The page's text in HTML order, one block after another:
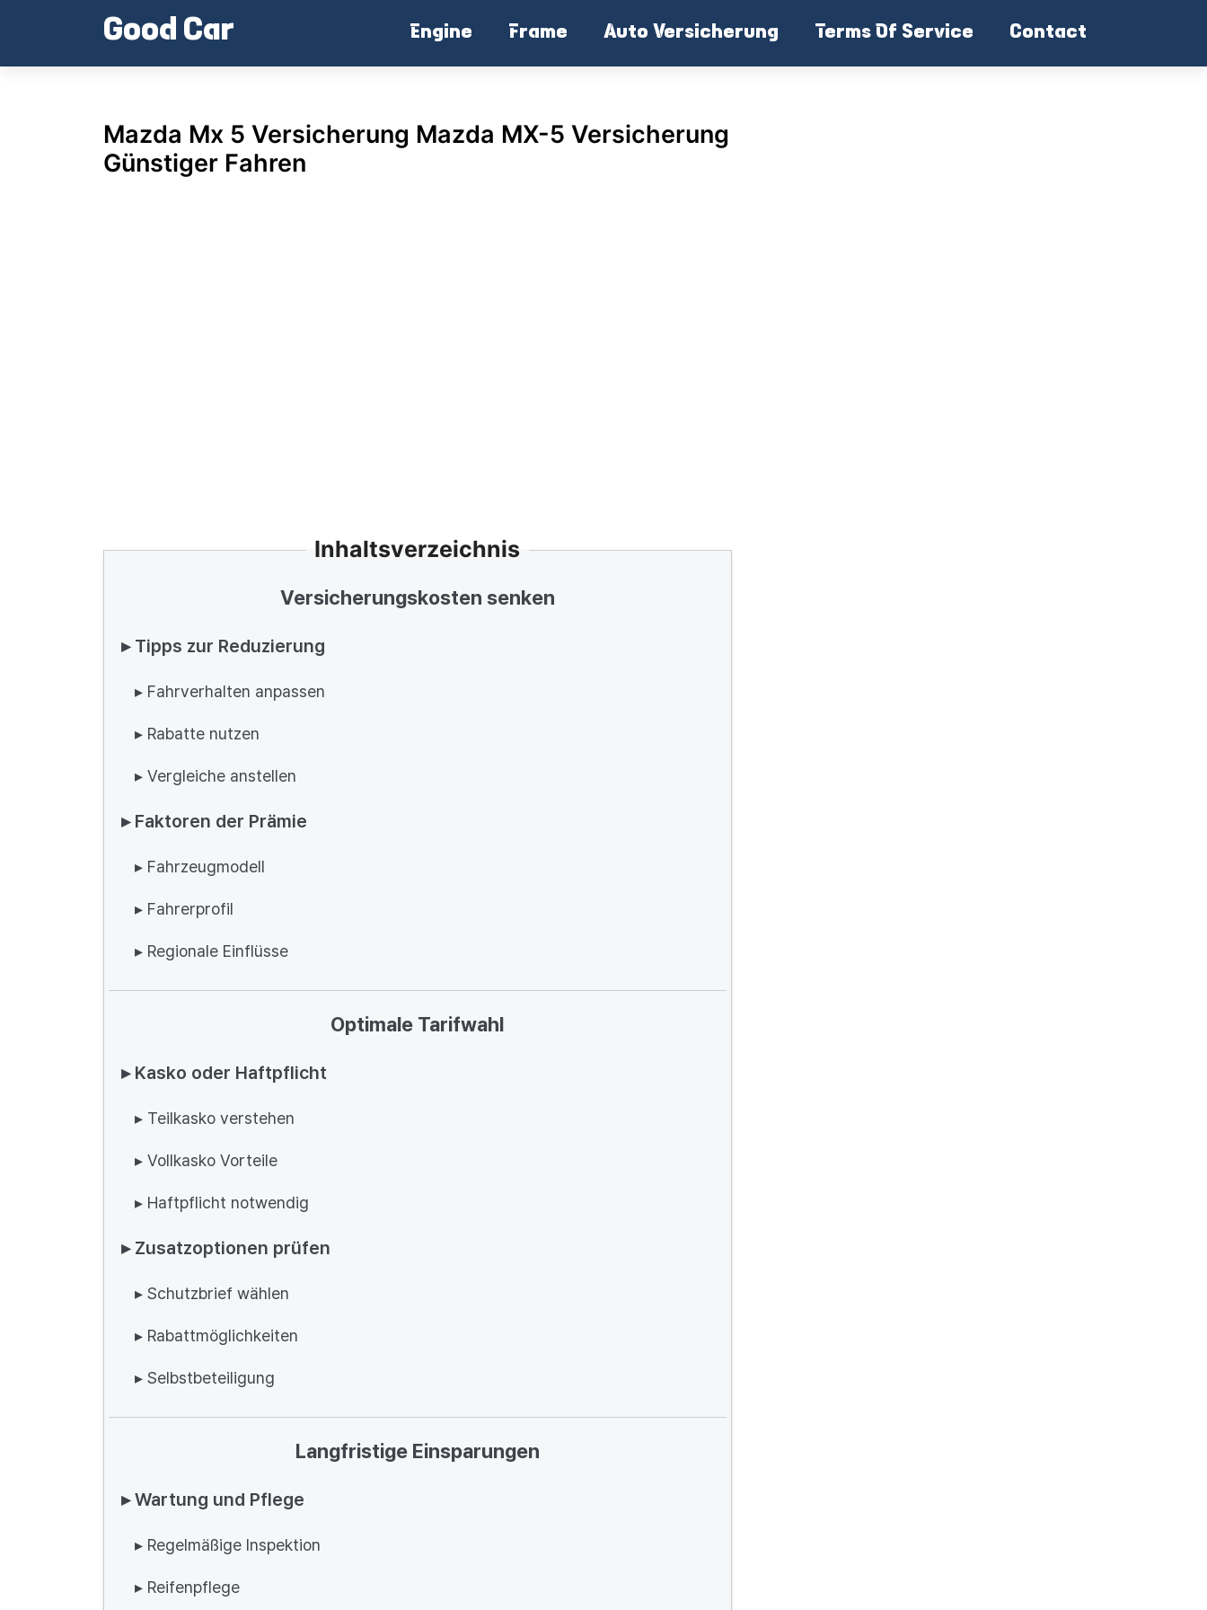
Good Car Engine Frame Auto Versicherung Terms Of Service Contact
Mazda Mx 5 Versicherung Mazda MX-5 Versicherung
Günstiger Fahren
Inhaltsverzeichnis
Versicherungskosten senken
▸ Tipps zur Reduzierung
▸ Fahrverhalten anpassen
▸ Rabatte nutzen
▸ Vergleiche anstellen
▸ Faktoren der Prämie
▸ Fahrzeugmodell
▸ Fahrerprofil
▸ Regionale Einflüsse
Optimale Tarifwahl
▸ Kasko oder Haftpflicht
▸ Teilkasko verstehen
▸ Vollkasko Vorteile
▸ Haftpflicht notwendig
▸ Zusatzoptionen prüfen
▸ Schutzbrief wählen
▸ Rabattmöglichkeiten
▸ Selbstbeteiligung
Langfristige Einsparungen
▸ Wartung und Pflege
▸ Regelmäßige Inspektion
▸ Reifenpflege